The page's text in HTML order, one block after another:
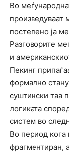
Во
произведуваат
постепено ја
Разговорите
и
Пекинг
формално
суштински таа
логиката
систем во
Во период кога
фрагментиран,